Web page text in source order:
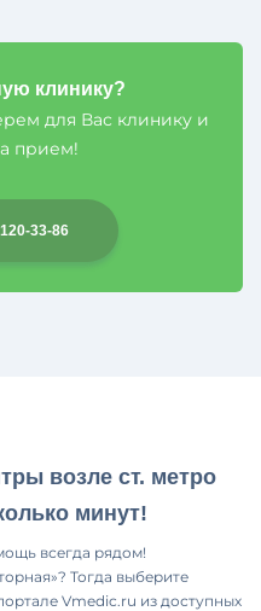
клинику?
для Вас клинику и
прием!
33-86
возле ст. метро
минут!
всегда рядом!
Тогда выберите
Vmedic.ru из доступных